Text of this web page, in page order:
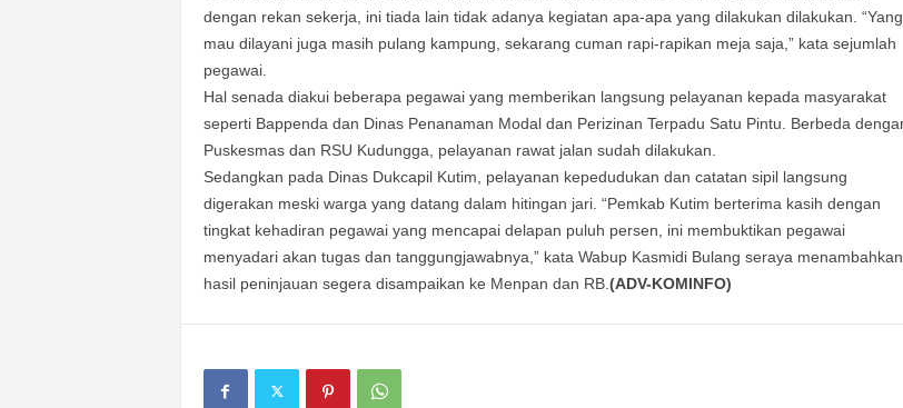
dengan rekan sekerja, ini tiada lain tidak adanya kegiatan apa-apa yang dilakukan dilakukan. “Yang
mau dilayani juga masih pulang kampung, sekarang cuman rapi-rapikan meja saja,” kata sejumlah
pegawai.
Hal senada diakui beberapa pegawai yang memberikan langsung pelayanan kepada masyarakat
seperti Bappenda dan Dinas Penanaman Modal dan Perizinan Terpadu Satu Pintu. Berbeda
Puskesmas dan RSU Kudungga, pelayanan rawat jalan sudah dilakukan.
Sedangkan pada Dinas Dukcapil Kutim, pelayanan kepedudukan dan catatan sipil langsung
digerakan meski warga yang datang dalam hitingan jari. “Pemkab Kutim berterima kasih dengan
tingkat kehadiran pegawai yang mencapai delapan puluh persen, ini membuktikan pegawai
menyadari akan tugas dan tanggungjawabnya,” kata Wabup Kasmidi Bulang seraya menambahkan
hasil peninjauan segera disampaikan ke Menpan dan RB. (ADV-KOMINFO)